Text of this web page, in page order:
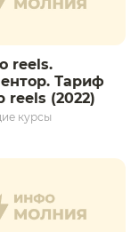
reels.
Тариф
reels (2022)
курсы